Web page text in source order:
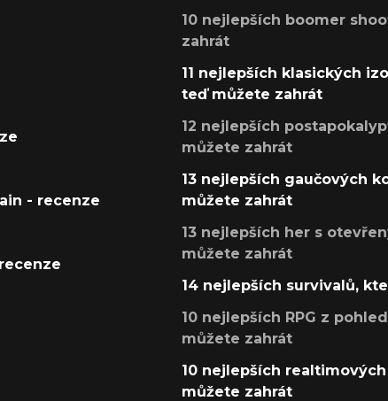
- recenze
10 nejlepších boomer
zahrát
11 nejlepších klasických
teď můžete zahrát
12 nejlepších
můžete zahrát
13 nejlepších gaučových
můžete zahrát
13 nejlepších her s
můžete zahrát
14 nejlepších survivalů,
10 nejlepších RPG z
můžete zahrát
10 nejlepších
můžete zahrát